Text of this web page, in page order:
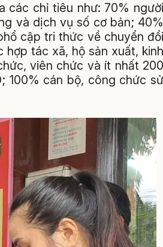
các chỉ tiêu như: 70% người
và dịch vụ số cơ bản; 40%
cập tri thức về chuyển đổi
tác xã, hộ sản xuất, kinh
viên chức và ít nhất 200
100% cán bộ, công chức sử